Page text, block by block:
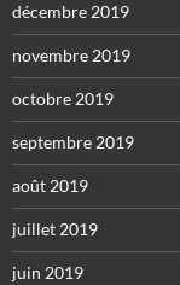
décembre 2019
novembre 2019
octobre 2019
septembre 2019
août 2019
juillet 2019
juin 2019